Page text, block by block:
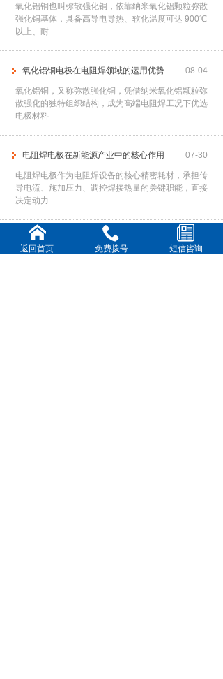
氧化铝铜也叫弥散强化铜，依靠纳米氧化铝颗粒弥散
强化铜基体，具备高导电导热、软化温度可达 900℃
以上、耐
08-04
氧化铝铜电极在电阻焊领域的运用优势
氧化铝铜，又称弥散强化铜，凭借纳米氧化铝颗粒弥
散强化的独特组织结构，成为高端电阻焊工况下优选
电极材料
07-30
电阻焊电极在新能源产业中的核心作用
电阻焊电极作为电阻焊设备的核心精密耗材，承担传
导电流、施加压力、调控焊接热量的关键职能，直接
决定动力
07-28
提高电阻焊电极使用寿命
返回首页 免费拨号 短信咨询